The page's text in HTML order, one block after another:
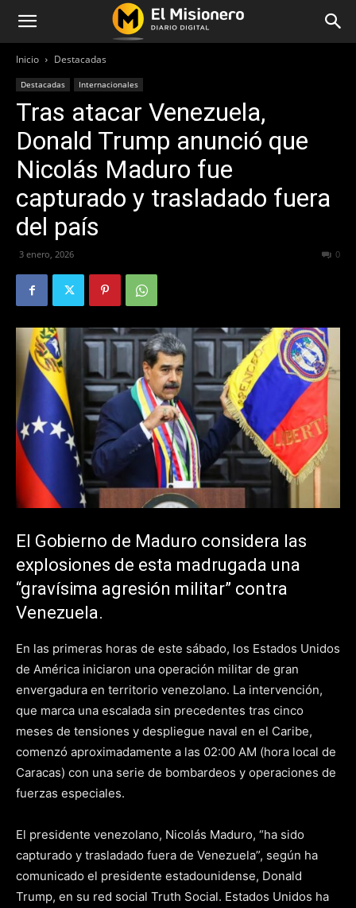
Inicio Destacadas
Destacadas Internacionales
Tras atacar Venezuela,
Donald Trump anunció que
Nicolás Maduro fue
capturado y trasladado fuera
del país
3 enero, 2026 0
El Gobierno de Maduro considera las
explosiones de esta madrugada una
“gravísima agresión militar” contra
Venezuela.
En las primeras horas de este sábado, los Estados Unidos
de América iniciaron una operación militar de gran
envergadura en territorio venezolano. La intervención,
que marca una escalada sin precedentes tras cinco
meses de tensiones y despliegue naval en el Caribe,
comenzó aproximadamente a las 02:00 AM (hora local de
Caracas) con una serie de bombardeos y operaciones de
fuerzas especiales.
El presidente venezolano, Nicolás Maduro, “ha sido
capturado y trasladado fuera de Venezuela”, según ha
comunicado el presidente estadounidense, Donald
Trump, en su red social Truth Social. Estados Unidos ha